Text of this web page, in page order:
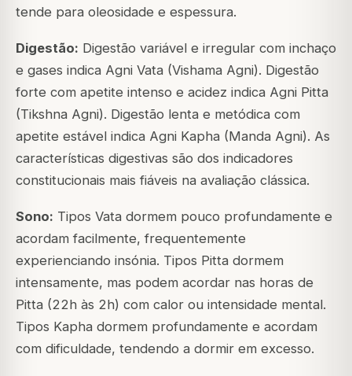
tende para oleosidade e espessura.
Digestão: Digestão variável e irregular com inchaço
e gases indica Agni Vata (Vishama Agni). Digestão
forte com apetite intenso e acidez indica Agni Pitta
(Tikshna Agni). Digestão lenta e metódica com
apetite estável indica Agni Kapha (Manda Agni). As
características digestivas são dos indicadores
constitucionais mais fiáveis na avaliação clássica.
Sono: Tipos Vata dormem pouco profundamente e
acordam facilmente, frequentemente
experienciando insónia. Tipos Pitta dormem
intensamente, mas podem acordar nas horas de
Pitta (22h às 2h) com calor ou intensidade mental.
Tipos Kapha dormem profundamente e acordam
com dificuldade, tendendo a dormir em excesso.